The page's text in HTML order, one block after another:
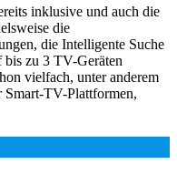
inklusive und auch die
die
die Intelligente Suche
bis zu 3 TV-Geräten
vielfach, unter anderem
TV-Plattformen,